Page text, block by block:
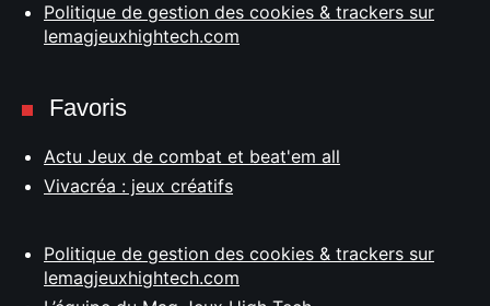
Politique de gestion des cookies & trackers sur
lemagjeuxhightech.com
Favoris
Actu Jeux de combat et beat'em all
Vivacréa : jeux créatifs
Politique de gestion des cookies & trackers sur
lemagjeuxhightech.com